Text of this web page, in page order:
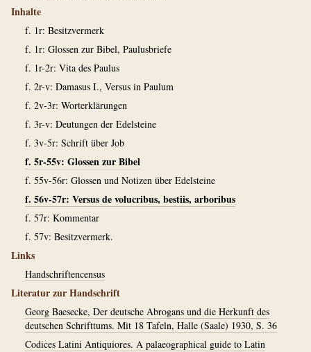
Inhalte
f. 1r: Besitzvermerk
f. 1r: Glossen zur Bibel, Paulusbriefe
f. 1r-2r: Vita des Paulus
f. 2r-v: Damasus I., Versus in Paulum
f. 2v-3r: Worterklärungen
f. 3r-v: Deutungen der Edelsteine
f. 3v-5r: Schrift über Job
f. 5r-55v: Glossen zur Bibel
f. 55v-56r: Glossen und Notizen über Edelsteine
f. 56v-57r: Versus de volucribus, bestiis, arboribus
f. 57r: Kommentar
f. 57v: Besitzvermerk.
Links
Handschriftencensus
Literatur zur Handschrift
Georg Baesecke, Der deutsche Abrogans und die Herkunft des
deutschen Schrifttums. Mit 18 Tafeln, Halle (Saale) 1930, S. 36
Codices Latini Antiquiores. A palaeographical guide to Latin